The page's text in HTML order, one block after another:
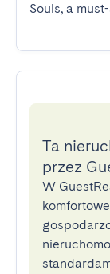
Souls, a
Ta
przez
W